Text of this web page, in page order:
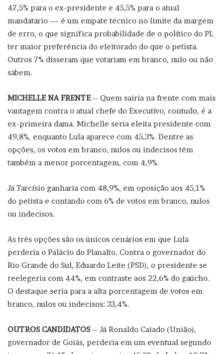
47,5% para o ex-presidente e 45,5% para o atual
mandatário — é um empate técnico no limite da margem
de erro, o que significa probabilidade de o político do PL
ter maior preferência do eleitorado do que o petista.
Outros 7% disseram que votariam em branco, nulo ou não
sabem.
MICHELLE NA FRENTE– Quem sairia na frente com mais
vantagem contra o atual chefe do Executivo, contudo, é a
ex-primeira dama. Michelle seria eleita presidente com
49,8%, enquanto Lula aparece com 45,3%. Dentre as
opções, os votos em branco, nulos ou indecisos têm
também a menor porcentagem, com 4,9%.
Já Tarcísio ganharia com 48,9%, em oposição aos 45,1%
do petista e contando com 6% de votos em branco, nulos
ou indecisos.
As três opções são os únicos cenários em que Lula
perderia o Palácio do Planalto. Contra o governador do
Rio Grande do Sul, Eduardo Leite (PSD), o presidente se
reelegeria com 44%, em contraste aos 22,6% do gaúcho.
O destaque seria para a alta porcentagem de votos em
branco, nulos ou indecisos: 33,4%.
OUTROS CANDIDATOS – Já Ronaldo Caiado (União),
governador de Goiás, perderia em um eventual segundo